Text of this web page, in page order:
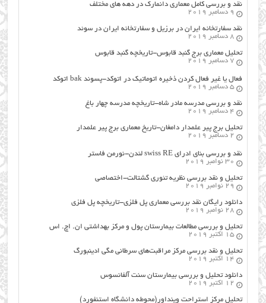
نقد و بررسی کامل معماری دانمارک در دهه های مختلف
9 دسامبر 2019
نقد سفارتخانه ایران در برزیل و سفارتخانه ایران در سوئد
8 دسامبر 2019
تحلیل معماری برج گنبد قابوس-تاریخچه گنبد قابوس
7 دسامبر 2019
فعال یا غیر فعال کردن ذخیره اتوماتیک در اتوکد-پسوند bak اتوکد
5 دسامبر 2019
نقد و بررسی مدرسه مادر شاه-تاریخچه مدرسه چهار باغ
4 دسامبر 2019
تحلیل برج پیر علمدار دامغان-تاریخ معماری برج پیر علمدار
2 دسامبر 2019
نقد و بررسی بنای ادرای swiss RE لندن-نورمن فاستر
30 نوامبر 2019
تحلیل و نقد بررسی نظریه تئوری گشتالت-اختصاصی
29 نوامبر 2019
دانلود رایگان نقد بررسی معماری پل فلزی-تاریخچه پل فلزی
28 نوامبر 2019
تحلیل و بررسی مطالعات بیمارستان پول و مرکز بهداشتی ان. اچ. اس
15 اکتبر 2019
تحلیل و نقد بررسی مرکز مراقبت‌های سرطانی مگی ادینبورگ
14 اکتبر 2019
دانلود تحلیل و بررسی بیمارستان سنت آلفانسوس
12 اکتبر 2019
تحلیل مرکز استراحت وینداور(محوطه دانشگاه استنفورد)